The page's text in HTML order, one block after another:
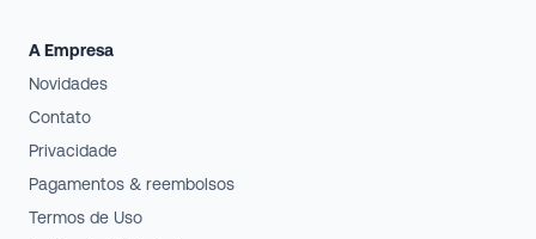
A Empresa
Novidades
Contato
Privacidade
Pagamentos & reembolsos
Termos de Uso